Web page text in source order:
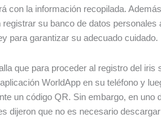
con la información recopilada.
su banco de datos personales
para garantizar su adecuado cuidado.
que para proceder al registro del iris
WorldApp en su teléfono y
un código QR. Sin embargo, en uno
dijeron que no es necesario